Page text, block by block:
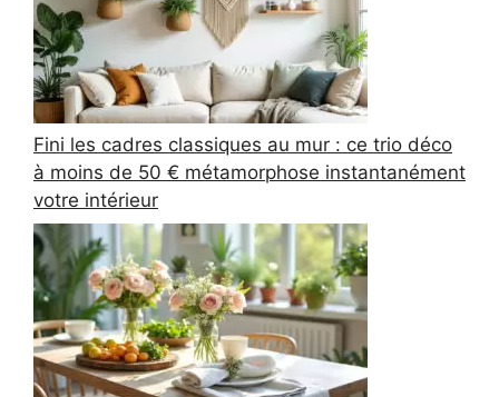
Fini les cadres classiques au mur : ce trio déco
à moins de 50 € métamorphose instantanément
votre intérieur